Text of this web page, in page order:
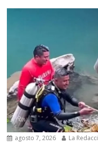
agosto 7, 2026 La